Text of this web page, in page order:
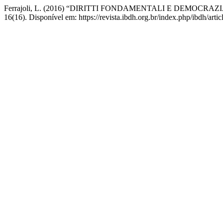
Ferrajoli, L. (2016) “DIRITTI FONDAMENTALI E
16(16). Disponível em: https://revista.ibdh.org.br/index.php/ibdh/